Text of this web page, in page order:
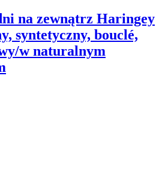
na zewnątrz Haringey
syntetyczny, bouclé,
w naturalnym